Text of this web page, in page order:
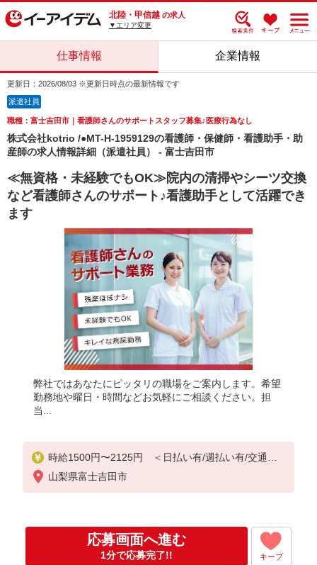
北陸・甲信越 の求人
▼エリア変更
仕事情報 企業情報
更新日：2026/08/03 ※更新日時点の最新情報です
派遣社員
職種：富士吉田市｜看護師さんのサポートスタッフ募集♪医療行為なし
株式会社kotrio /●MT-H-1959129の看護師・保健師・看護助手・助
産師の求人情報詳細（派遣社員） - 富士吉田市
≪無資格・未経験でもOK≫院内の清掃やシーツ交換
など看護師さんのサポート♪看護助手として活躍でき
ます
弊社ではあなたにピッタリの職場をご案内します。希望
勤務地や曜日・時間などお気軽にご相談ください。担
当...
時給1500円〜2125円 ＜日払い有/週払い有/交通費
全支給(ガソリン代含む)＞
山梨県富士吉田市
応募画面へ進む
1分で応募完了!! キープ